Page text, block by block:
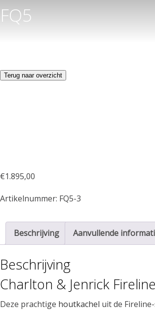
FQ5
Terug naar overzicht
€1.895,00
Artikelnummer: FQ5-3
Beschrijving Aanvullende
Beschrijving
Charlton & Jenrick
Deze prachtige houtkachel uit de